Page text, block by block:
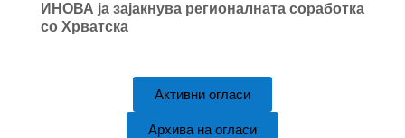
ИНОВА ја зајакнува регионалната соработка
со Хрватска
Активни огласи
Архива на огласи